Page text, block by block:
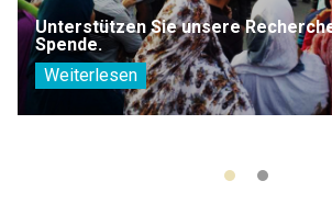
Unterstützen Sie unsere
Spende.
Weiterlesen